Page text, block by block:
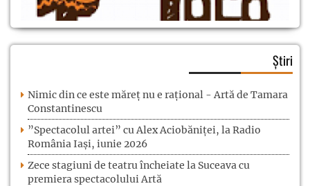
Știri
Nimic din ce este măreț nu e rațional - Artă de Tamara
Constantinescu
”Spectacolul artei” cu Alex Aciobăniței, la Radio
România Iași, iunie 2026
Zece stagiuni de teatru încheiate la Suceava cu
premiera spectacolului Artă